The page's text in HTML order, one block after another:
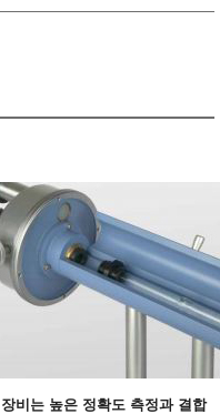
비는 높은 정확도 측정과 결합